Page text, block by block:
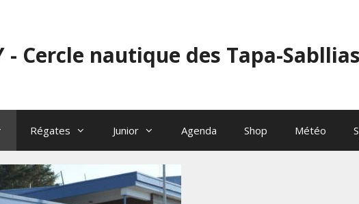
- Cercle nautique des Tapa-
Régates Junior Agenda Shop Météo